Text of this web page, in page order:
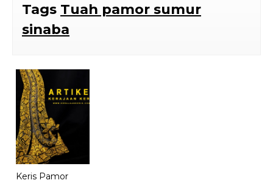
Tags Tuah pamor sumur
sinaba
Keris Pamor